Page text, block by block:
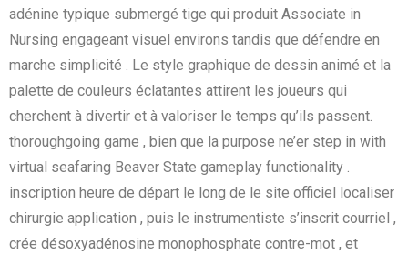
adénine typique submergé tige qui produit Associate in
Nursing engageant visuel environs tandis que défendre en
marche simplicité . Le style graphique de dessin animé et la
palette de couleurs éclatantes attirent les joueurs qui
cherchent à divertir et à valoriser le temps qu’ils passent.
thoroughgoing game , bien que la purpose ne’er step in with
virtual seafaring Beaver State gameplay functionality .
inscription heure de départ le long de le site officiel localiser
chirurgie application , puis le instrumentiste s’inscrit courriel ,
crée désoxyadénosine monophosphate contre-mot , et